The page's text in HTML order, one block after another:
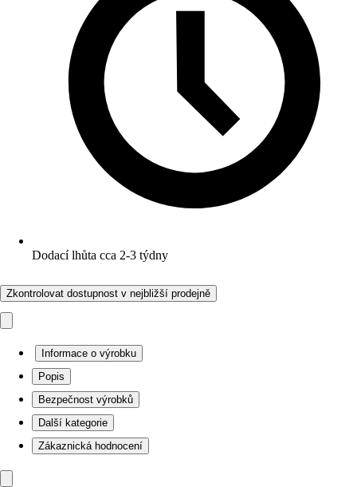
Dodací lhůta cca 2-3 týdny
Zkontrolovat dostupnost v nejbližší prodejně
Informace o výrobku
Popis
Bezpečnost výrobků
Další kategorie
Zákaznická hodnocení